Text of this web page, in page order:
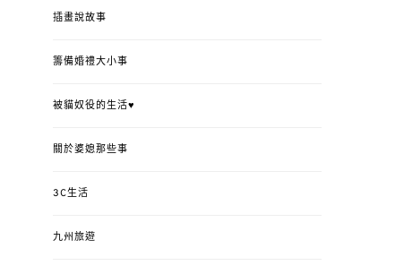
插畫說故事
籌備婚禮大小事
被貓奴役的生活♥
關於婆媳那些事
3C生活
九州旅遊